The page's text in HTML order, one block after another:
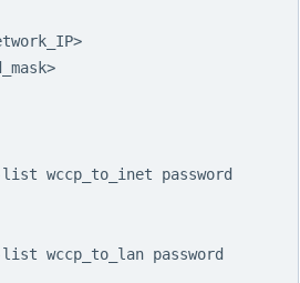
wccp_to_inet password
wccp_to_lan password